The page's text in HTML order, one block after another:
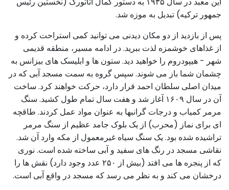
جمهور ترکیه) تبدیل به موزه شد.
پس از بازدید از دو مکان دیدنی می توانید کمی استراحت کرده و
از غذاهای خوشمزه لذت ببرید. در ادامه مسیر، منطقه قدیمی
شهر - هیپودروم را خواهید دید. ستون ها و ابلیسک های بیزانس به
چشمان شما باز می شوند. سپس گروه به سمت مسجد آبی که در
میدان اصلی سلطان احمد قرار دارد، حرکت خواهند کرد. ساخت
آن در سال ۱۶۰۹ آغاز شد و هفت سال تمام طول کشید. سنگ
مرمر کمیاب و درجات گرانبها به عنوان مواد عمل کردند. طاقچه
ای برای نماز (محرب) از یک بلوک جامد عظیم از سنگ مرمر
تراشیده شده بود. یک سنگ سیاه غیرمعمول از مکه وارد آن شد.
نقاشی مسجد در رنگ های سفید و آبی ساخته شده است. نوری
که از پنجره ها می افتد (بیش از ۲۵۰ عدد وجود دارد) نقش ها را
درخشان می کند و به نظر می رسد که مسجد در واقع آبی است.